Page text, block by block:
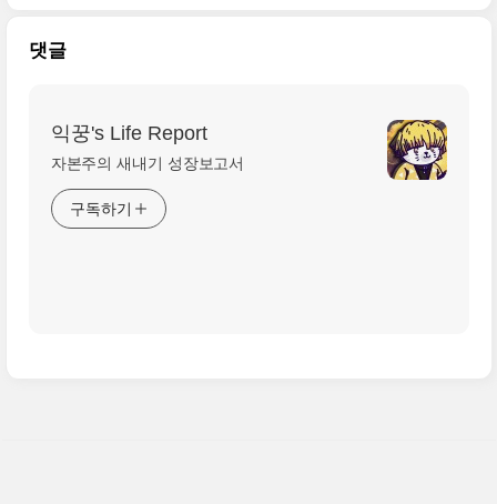
댓글
익꿍's Life Report
자본주의 새내기 성장보고서
구독하기